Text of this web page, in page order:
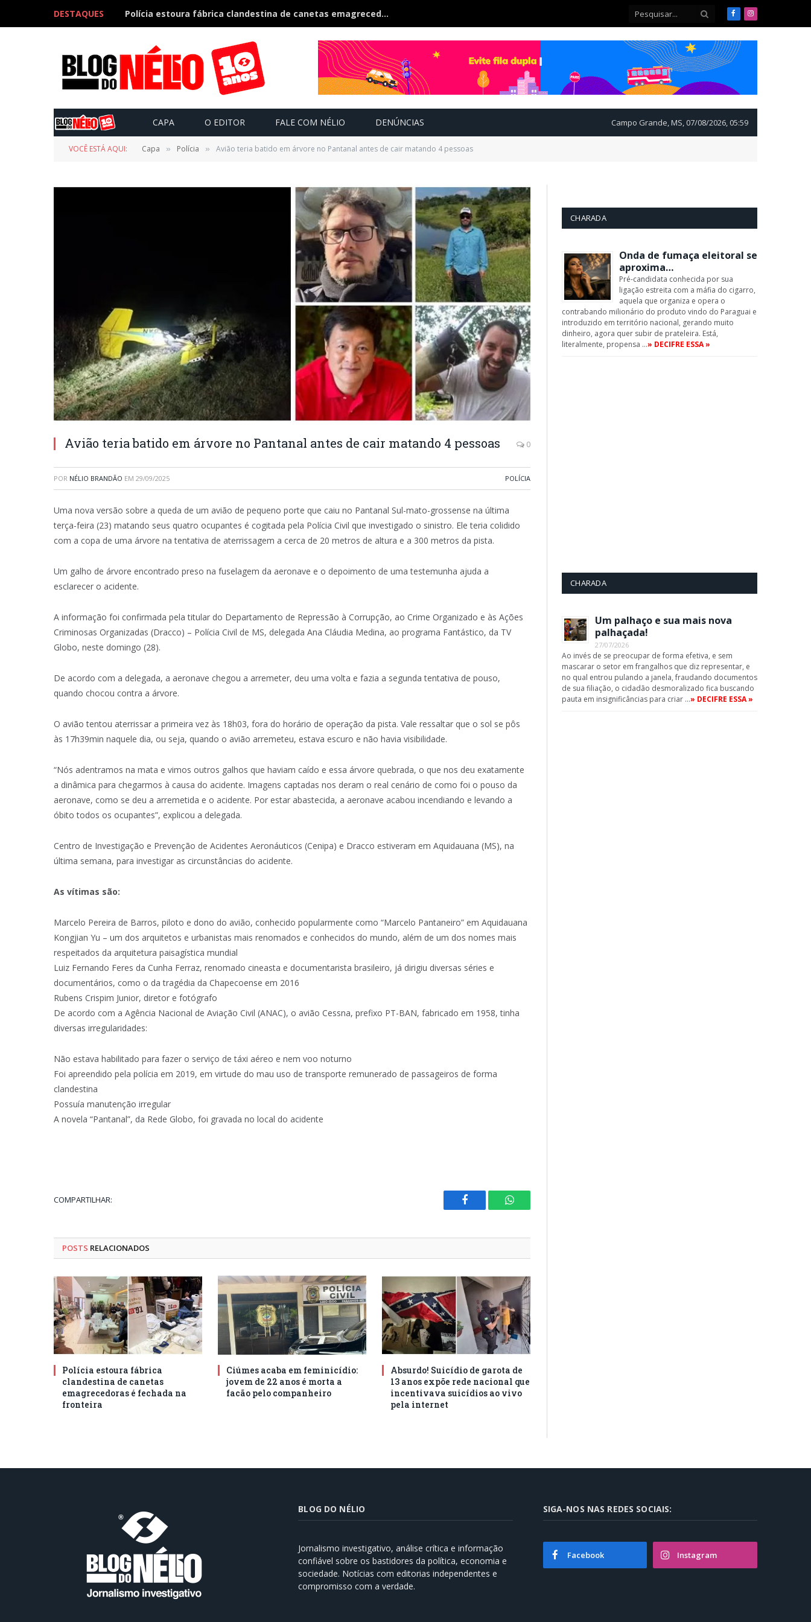
DESTAQUES Polícia estoura fábrica clandestina de canetas emagrecedoras é fechada na fronteira FacebookInstagram
CAPA O EDITOR FALE COM NÉLIO DENÚNCIAS Campo Grande, MS, 07/08/2026, 05:59
VOCÊ ESTÁ AQUI: Capa » Polícia » Avião teria batido em árvore no Pantanal antes de cair matando 4 pessoas
Avião teria batido em árvore no Pantanal antes de cair matando 4 pessoas 0
POR NÉLIO BRANDÃO EM 29/09/2025 POLÍCIA
Uma nova versão sobre a queda de um avião de pequeno porte que caiu no Pantanal Sul-mato-grossense na última
terça-feira (23) matando seus quatro ocupantes é cogitada pela Polícia Civil que investigado o sinistro. Ele teria colidido
com a copa de uma árvore na tentativa de aterrissagem a cerca de 20 metros de altura e a 300 metros da pista.
Um galho de árvore encontrado preso na fuselagem da aeronave e o depoimento de uma testemunha ajuda a
esclarecer o acidente.
A informação foi confirmada pela titular do Departamento de Repressão à Corrupção, ao Crime Organizado e às Ações
Criminosas Organizadas (Dracco) – Polícia Civil de MS, delegada Ana Cláudia Medina, ao programa Fantástico, da TV
Globo, neste domingo (28).
De acordo com a delegada, a aeronave chegou a arremeter, deu uma volta e fazia a segunda tentativa de pouso,
quando chocou contra a árvore.
O avião tentou aterrissar a primeira vez às 18h03, fora do horário de operação da pista. Vale ressaltar que o sol se pôs
às 17h39min naquele dia, ou seja, quando o avião arremeteu, estava escuro e não havia visibilidade.
“Nós adentramos na mata e vimos outros galhos que haviam caído e essa árvore quebrada, o que nos deu exatamente
a dinâmica para chegarmos à causa do acidente. Imagens captadas nos deram o real cenário de como foi o pouso da
aeronave, como se deu a arremetida e o acidente. Por estar abastecida, a aeronave acabou incendiando e levando a
óbito todos os ocupantes”, explicou a delegada.
Centro de Investigação e Prevenção de Acidentes Aeronáuticos (Cenipa) e Dracco estiveram em Aquidauana (MS), na
última semana, para investigar as circunstâncias do acidente.
As vítimas são:
Marcelo Pereira de Barros, piloto e dono do avião, conhecido popularmente como “Marcelo Pantaneiro” em Aquidauana
Kongjian Yu – um dos arquitetos e urbanistas mais renomados e conhecidos do mundo, além de um dos nomes mais
respeitados da arquitetura paisagística mundial
Luiz Fernando Feres da Cunha Ferraz, renomado cineasta e documentarista brasileiro, já dirigiu diversas séries e
documentários, como o da tragédia da Chapecoense em 2016
Rubens Crispim Junior, diretor e fotógrafo
De acordo com a Agência Nacional de Aviação Civil (ANAC), o avião Cessna, prefixo PT-BAN, fabricado em 1958, tinha
diversas irregularidades:
Não estava habilitado para fazer o serviço de táxi aéreo e nem voo noturno
Foi apreendido pela polícia em 2019, em virtude do mau uso de transporte remunerado de passageiros de forma
clandestina
Possuía manutenção irregular
A novela “Pantanal”, da Rede Globo, foi gravada no local do acidente
COMPARTILHAR:
Facebook WhatsApp
POSTS RELACIONADOS
Polícia estoura fábrica
clandestina de canetas
emagrecedoras é fechada na
fronteira
Ciúmes acaba em feminicídio:
jovem de 22 anos é morta a
facão pelo companheiro
Absurdo! Suicídio de garota de
13 anos expõe rede nacional que
incentivava suicídios ao vivo
pela internet
CHARADA
Onda de fumaça eleitoral se
aproxima…
Pré-candidata conhecida por sua
ligação estreita com a máfia do cigarro,
aquela que organiza e opera o
contrabando milionário do produto vindo do Paraguai e
introduzido em território nacional, gerando muito
dinheiro, agora quer subir de prateleira. Está,
literalmente, propensa …» DECIFRE ESSA »
CHARADA
Um palhaço e sua mais nova
palhaçada!
27/07/2026
Ao invés de se preocupar de forma efetiva, e sem
mascarar o setor em frangalhos que diz representar, e
no qual entrou pulando a janela, fraudando documentos
de sua filiação, o cidadão desmoralizado fica buscando
pauta em insignificâncias para criar …» DECIFRE ESSA »
BLOG DO NÉLIO
Jornalismo investigativo, análise crítica e informação
confiável sobre os bastidores da política, economia e
sociedade. Notícias com editorias independentes e
compromisso com a verdade.
SIGA-NOS NAS REDES SOCIAIS:
Facebook Instagram